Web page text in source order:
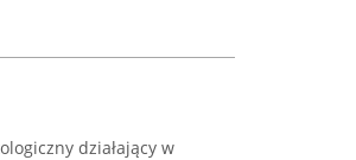
działający w